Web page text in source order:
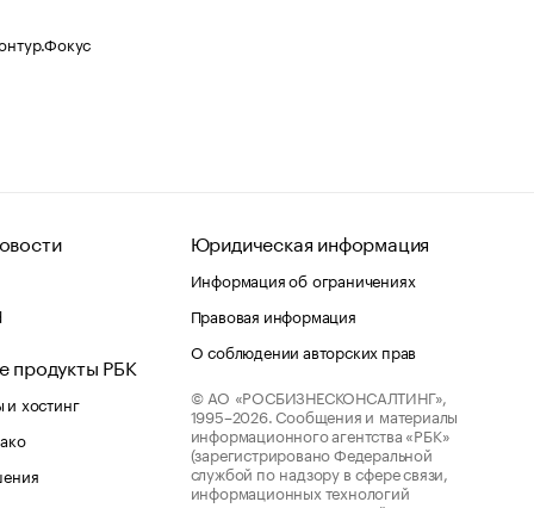
продукты РБК
хостинг
Юридическая информация
Информация об ограничениях
Правовая информация
О соблюдении авторских прав
© АО «РОСБИЗНЕСКОНСАЛТИНГ»,
1995–2026. Сообщения и материалы
информационного агентства «РБК»
(зарегистрировано Федеральной
службой по надзору в сфере связи,
информационных технологий